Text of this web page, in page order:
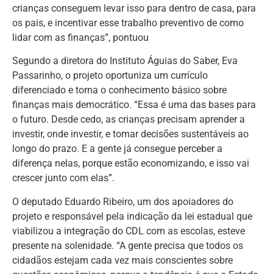
crianças conseguem levar isso para dentro de casa, para
os pais, e incentivar esse trabalho preventivo de como
lidar com as finanças”, pontuou
Segundo a diretora do Instituto Águias do Saber, Eva
Passarinho, o projeto oportuniza um currículo
diferenciado e torna o conhecimento básico sobre
finanças mais democrático. “Essa é uma das bases para
o futuro. Desde cedo, as crianças precisam aprender a
investir, onde investir, e tomar decisões sustentáveis ao
longo do prazo. E a gente já consegue perceber a
diferença nelas, porque estão economizando, e isso vai
crescer junto com elas”.
O deputado Eduardo Ribeiro, um dos apoiadores do
projeto e responsável pela indicação da lei estadual que
viabilizou a integração do CDL com as escolas, esteve
presente na solenidade. “A gente precisa que todos os
cidadãos estejam cada vez mais conscientes sobre